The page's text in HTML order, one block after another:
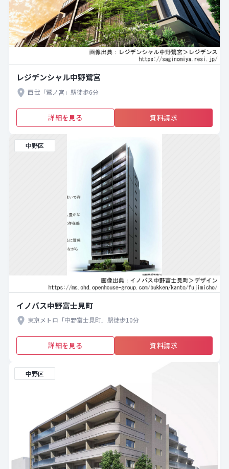
レジデンシャル中野鷺宮
西武「鷺ノ宮」駅徒歩6分
詳細を見る 資料請求
中野区
イノバス中野富士見町
東京メトロ「中野富士見町」駅徒歩10分
詳細を見る 資料請求
中野区